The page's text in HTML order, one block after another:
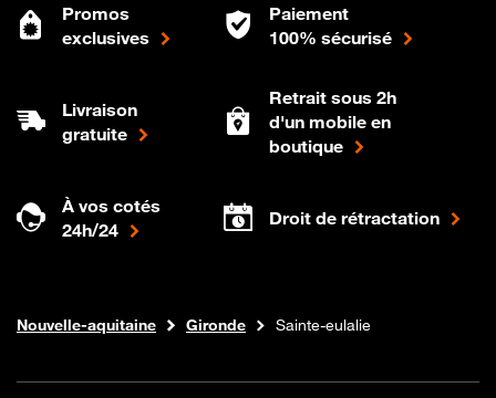
Promos
exclusives
Paiement
100% sécurisé
Livraison
gratuite
Retrait sous 2h
d'un mobile en
boutique
À vos cotés
24h/24
Droit de rétractation
Boutique Orange
Internet fibre
Nouvelle-aquitaine Gironde Sainte-eulalie